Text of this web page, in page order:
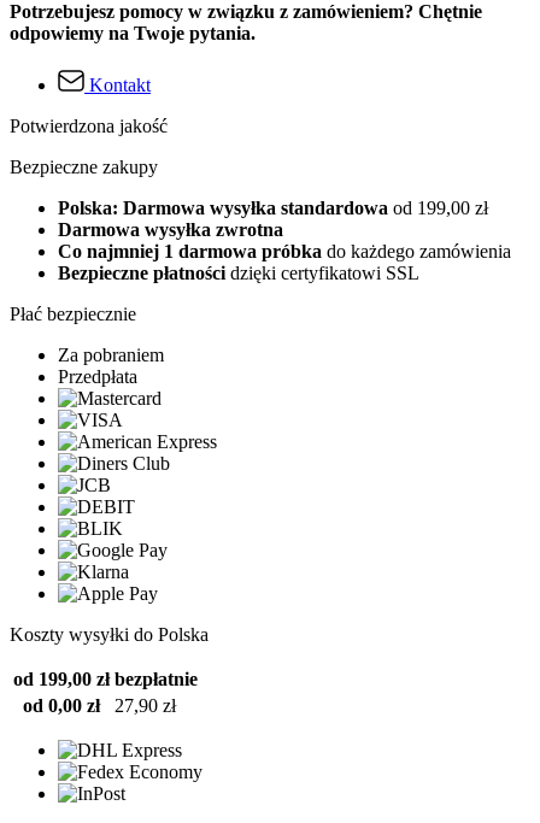
Potrzebujesz pomocy w związku z zamówieniem? Chętnie
odpowiemy na Twoje pytania.
Kontakt
Potwierdzona jakość
Bezpieczne zakupy
Polska: Darmowa wysyłka standardowa od 199,00 zł
Darmowa wysyłka zwrotna
Co najmniej 1 darmowa próbka do każdego zamówienia
Bezpieczne płatności dzięki certyfikatowi SSL
Płać bezpiecznie
Za pobraniem
Przedpłata
Koszty wysyłki do Polska
od 199,00 zł bezpłatnie
od 0,00 zł
27,90 zł